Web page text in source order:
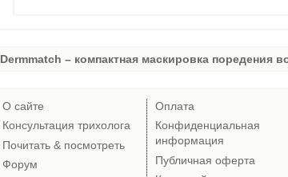
Dermmatch – компактная маскировка поредения
О сайте
Консультация трихолога
Почитать & посмотреть
Форум
Оплата
Конфиденциальная
информация
Публичная оферта